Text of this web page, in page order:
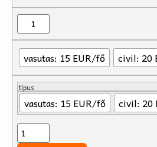
vasutas: 15 EUR/fő civil: 20
típus
vasutas: 15 EUR/fő civil: 20